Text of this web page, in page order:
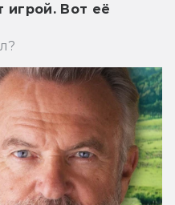
игрой. Вот её